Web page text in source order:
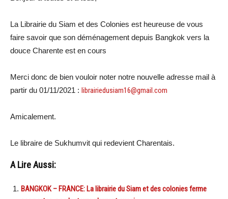
La Librairie du Siam et des Colonies est heureuse de vous
faire savoir que son déménagement depuis Bangkok vers la
douce Charente est en cours
Merci donc de bien vouloir noter notre nouvelle adresse mail à
partir du 01/11/2021 : librairiedusiam16@gmail.com
Amicalement.
Le libraire de Sukhumvit qui redevient Charentais.
A Lire Aussi:
BANGKOK – FRANCE: La librairie du Siam et des colonies ferme